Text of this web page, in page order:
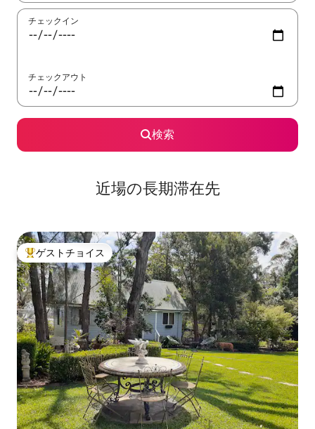
チェックイン
チェックアウト
検索
近場の長期滞在先
大好評のゲストチョイスです。
ゲストチョイス